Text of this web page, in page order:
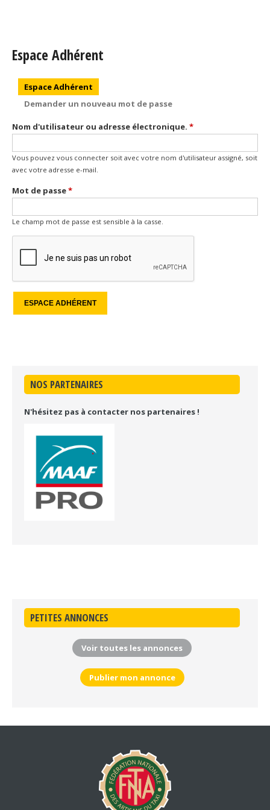
Espace Adhérent
Onglets principaux
Espace Adhérent
Demander un nouveau mot de passe
Nom d'utilisateur ou adresse électronique. *
Vous pouvez vous connecter soit avec votre nom d'utilisateur assigné, soit
avec votre adresse e-mail.
Mot de passe*
Le champ mot de passe est sensible à la casse.
NOS PARTENAIRES
N'hésitez pas à contacter nos partenaires !
PETITES ANNONCES
Voir toutes les annonces
Publier mon annonce